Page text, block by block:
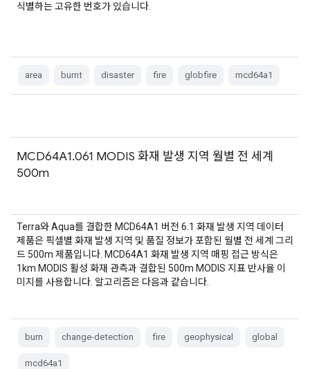
식별하는 고유한 번호가 있습니다.
area burnt disaster fire globfire mcd64a1
MCD64A1.061 MODIS 화재 발생 지역 월별 전 세계
500m
Terra와 Aqua를 결합한 MCD64A1 버전 6.1 화재 발생 지역 데이터
제품은 픽셀별 화재 발생 지역 및 품질 정보가 포함된 월별 전 세계 그리
드 500m 제품입니다. MCD64A1 화재 발생 지역 매핑 접근 방식은
1km MODIS 활성 화재 관측과 결합된 500m MODIS 지표 반사율 이
미지를 사용합니다. 알고리즘은 다음과 같습니다.
burn change-detection fire geophysical global
mcd64a1